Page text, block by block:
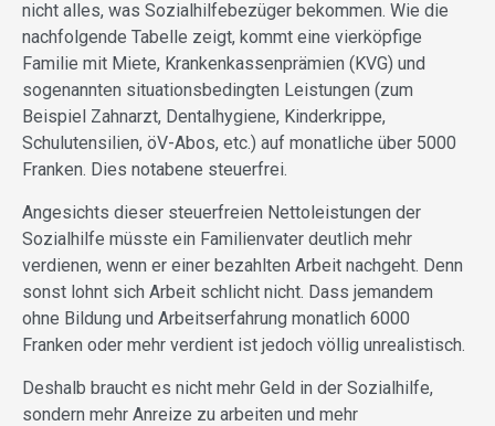
nicht alles, was Sozialhilfebezüger bekommen. Wie die
nachfolgende Tabelle zeigt, kommt eine vierköpfige
Familie mit Miete, Krankenkassenprämien (KVG) und
sogenannten situationsbedingten Leistungen (zum
Beispiel Zahnarzt, Dentalhygiene, Kinderkrippe,
Schulutensilien, öV-Abos, etc.) auf monatliche über 5000
Franken. Dies notabene steuerfrei.
Angesichts dieser steuerfreien Nettoleistungen der
Sozialhilfe müsste ein Familienvater deutlich mehr
verdienen, wenn er einer bezahlten Arbeit nachgeht. Denn
sonst lohnt sich Arbeit schlicht nicht. Dass jemandem
ohne Bildung und Arbeitserfahrung monatlich 6000
Franken oder mehr verdient ist jedoch völlig unrealistisch.
Deshalb braucht es nicht mehr Geld in der Sozialhilfe,
sondern mehr Anreize zu arbeiten und mehr